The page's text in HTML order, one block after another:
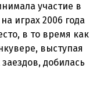
участие в
играх 2006 года
в то время как
выступая
добилась